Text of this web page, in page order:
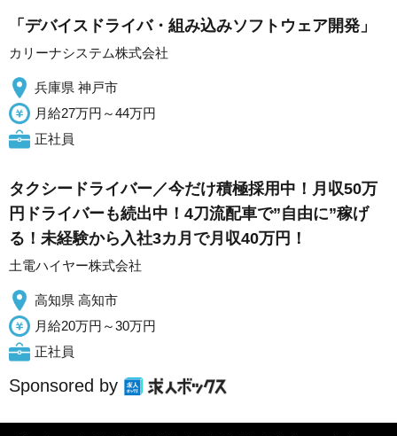
「デバイスドライバ・組み込みソフトウェア開発」
カリーナシステム株式会社
兵庫県 神戸市
月給27万円～44万円
正社員
タクシードライバー／今だけ積極採用中！月収50万
円ドライバーも続出中！4刀流配車で”自由に”稼げ
る！未経験から入社3カ月で月収40万円！
土電ハイヤー株式会社
高知県 高知市
月給20万円～30万円
正社員
Sponsored by